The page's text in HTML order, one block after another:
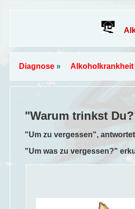
Diagnose » Alkoholkrankheit
"Warum trinkst
"Um zu vergessen",
"Um was zu vergessen?"